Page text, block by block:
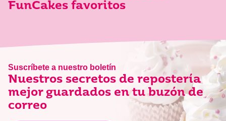
FunCakes favoritos
Suscríbete a nuestro boletín
Nuestros secretos de repostería
mejor guardados en tu buzón de
correo